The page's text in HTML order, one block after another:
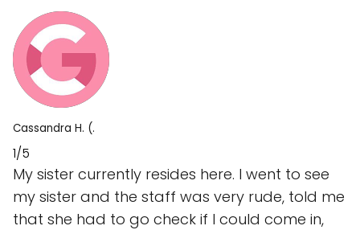
Cassandra H. (.
1/5
My sister currently resides here. I went to see
my sister and the staff was very rude, told me
that she had to go check if I could come in,